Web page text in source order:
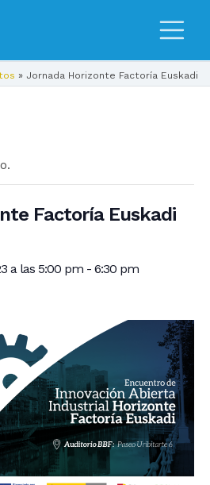
» Jornada Horizonte Factoría Euskadi
Factoría Euskadi
a las 5:00 pm - 6:30 pm